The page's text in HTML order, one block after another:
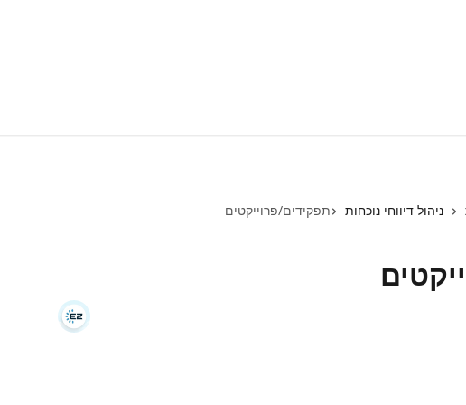
ניהול דיווחי נוכחות תפקידים/פרוייקטים